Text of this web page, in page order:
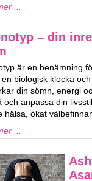
...
– din
är en benämning
en biologisk klocka
din sömn, energi
och anpassa din
hälsa, ökat
...